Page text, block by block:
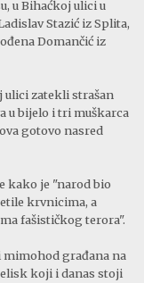
u Bihaćkoj ulici u
Stazić iz Splita,
Domančić iz
ulici zatekli strašan
u bijelo i tri muškarca
gotovo nasred
kako je "narod bio
krvnicima, a
fašističkog terora".
građana na
koji i danas stoji